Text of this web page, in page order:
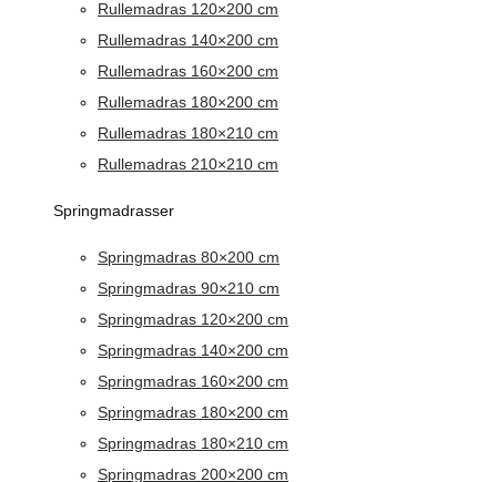
Rullemadras 120×200 cm
Rullemadras 140×200 cm
Rullemadras 160×200 cm
Rullemadras 180×200 cm
Rullemadras 180×210 cm
Rullemadras 210×210 cm
Springmadrasser
Springmadras 80×200 cm
Springmadras 90×210 cm
Springmadras 120×200 cm
Springmadras 140×200 cm
Springmadras 160×200 cm
Springmadras 180×200 cm
Springmadras 180×210 cm
Springmadras 200×200 cm